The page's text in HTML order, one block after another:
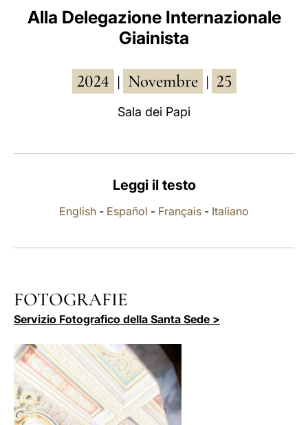
ESPAÑOL
العربيّة
Alla Delegazione Internazionale
Giainista
2024 Novembre 25
Sala dei Papi
Leggi il testo
English - Español - Français - Italiano
FOTOGRAFIE
Servizio Fotografico della Santa Sede >